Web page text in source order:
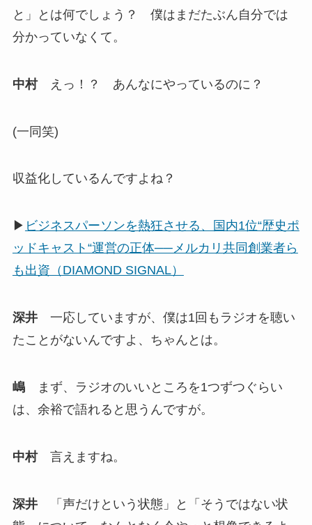
と」とは何でしょう？ 僕はまだたぶん自分では
分かっていなくて。
中村えっ！？ あんなにやっているのに？
(一同笑)
収益化しているんですよね？
▶ ビジネスパーソンを熱狂させる、国内1位“歴史ポ
ッドキャスト“運営の正体──メルカリ共同創業者ら
も出資（DIAMOND SIGNAL）
深井一応していますが、僕は1回もラジオを聴い
たことがないんですよ、ちゃんとは。
嶋まず、ラジオのいいところを1つずつぐらい
は、余裕で語れると思うんですが。
中村言えますね。
深井「声だけという状態」と「そうではない状